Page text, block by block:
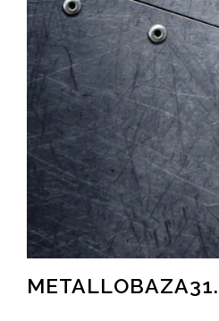
Перейти к содержимому